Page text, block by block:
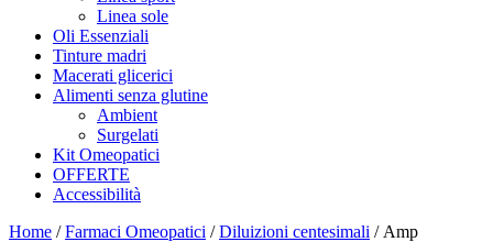
Linea sole
Oli Essenziali
Tinture madri
Macerati glicerici
Alimenti senza glutine
Ambient
Surgelati
Kit Omeopatici
OFFERTE
Accessibilità
Home /Farmaci Omeopatici /Diluizioni centesimali / Amp